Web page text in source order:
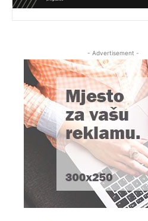
- Advertisement -